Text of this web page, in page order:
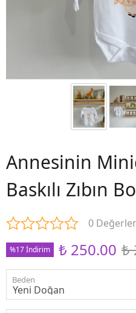
Annesinin
Baskılı Zıbın
0
%17 İndirim ₺ 250.00 ₺
Beden